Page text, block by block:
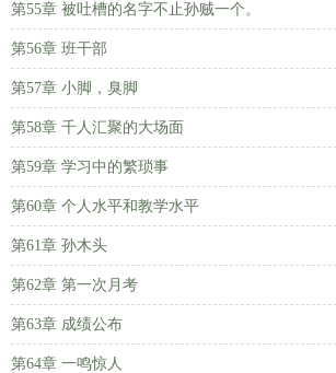
第55章 被吐槽的名字不止孙贼一个。
第56章 班干部
第57章 小脚，臭脚
第58章 千人汇聚的大场面
第59章 学习中的繁琐事
第60章 个人水平和教学水平
第61章 孙木头
第62章 第一次月考
第63章 成绩公布
第64章 一鸣惊人